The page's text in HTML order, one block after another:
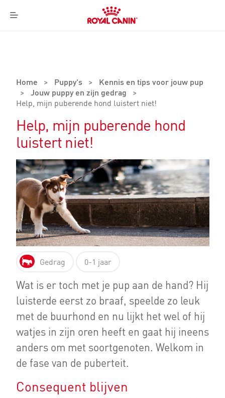
Menu
Royal
Canin
Home > Puppy's >
Kennis en tips voor jouw pup
> Jouw puppy en zijn gedrag
>
Help, mijn puberende hond luistert niet!
Help, mijn puberende hond
luistert niet!
Gedrag 0-1 jaar
Wat is er toch met je pup aan de hand? Hij
luisterde eerst zo braaf, speelde zo leuk
met de buurhond en nu lijkt het wel of hij
watjes in zijn oren heeft en gaat hij ineens
anders om met soortgenoten. Welkom in
de fase van de puberteit.
Consequent blijven